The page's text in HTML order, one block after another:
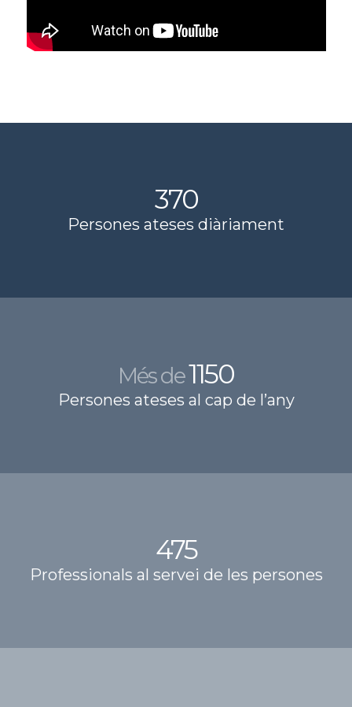
370
Persones ateses diàriament
Més de1150
Persones ateses al cap de l’any
475
Professionals al servei de les persones